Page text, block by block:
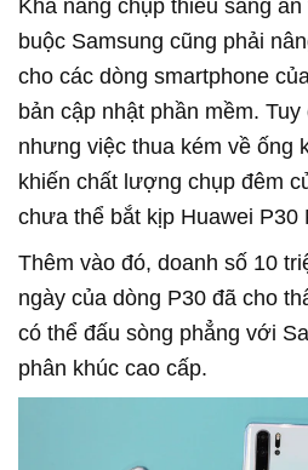
Khả năng chụp thiếu sáng
buộc Samsung cũng phải
cho các dòng smartphone
bản cập nhật phần mềm.
nhưng việc thua kém về ống
khiến chất lượng chụp đêm
chưa thể bắt kịp Huawei P30
Thêm vào đó, doanh số 10
ngày của dòng P30 đã cho
có thể đấu sòng phẳng với
phân khúc cao cấp.